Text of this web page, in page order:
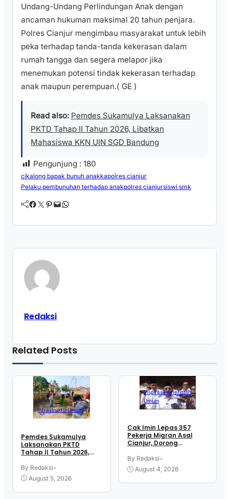
Undang-Undang Perlindungan Anak dengan
ancaman hukuman maksimal 20 tahun penjara.
Polres Cianjur mengimbau masyarakat untuk lebih
peka terhadap tanda-tanda kekerasan dalam
rumah tangga dan segera melapor jika
menemukan potensi tindak kekerasan terhadap
anak maupun perempuan.( GE )
Read also: Pemdes Sukamulya Laksanakan
PKTD Tahap II Tahun 2026, Libatkan
Mahasiswa KKN UIN SGD Bandung
Pengunjung : 180
cikalong bapak bunuh anakkapolres cianjur
Pelaku pembunuhan terhadap anakpolres cianjursiswi smk
Facebook Twitter Pinterest Mail WhatsApp
Redaksi
Related Posts
InfrastrukturUmum
Pemdes Sukamulya
Laksanakan PKTD
Tahap II Tahun 2026,
KKN UIN SGD Bandung
By Redaksi•
August 5, 2026
InspirasiPemerintah
Umum
Cak Imin Lepas 357
Pekerja Migran Asal
Cianjur, Dorong
Kerja Ke Sektor Formal
Luar Negeri
By Redaksi•
August 4, 2026